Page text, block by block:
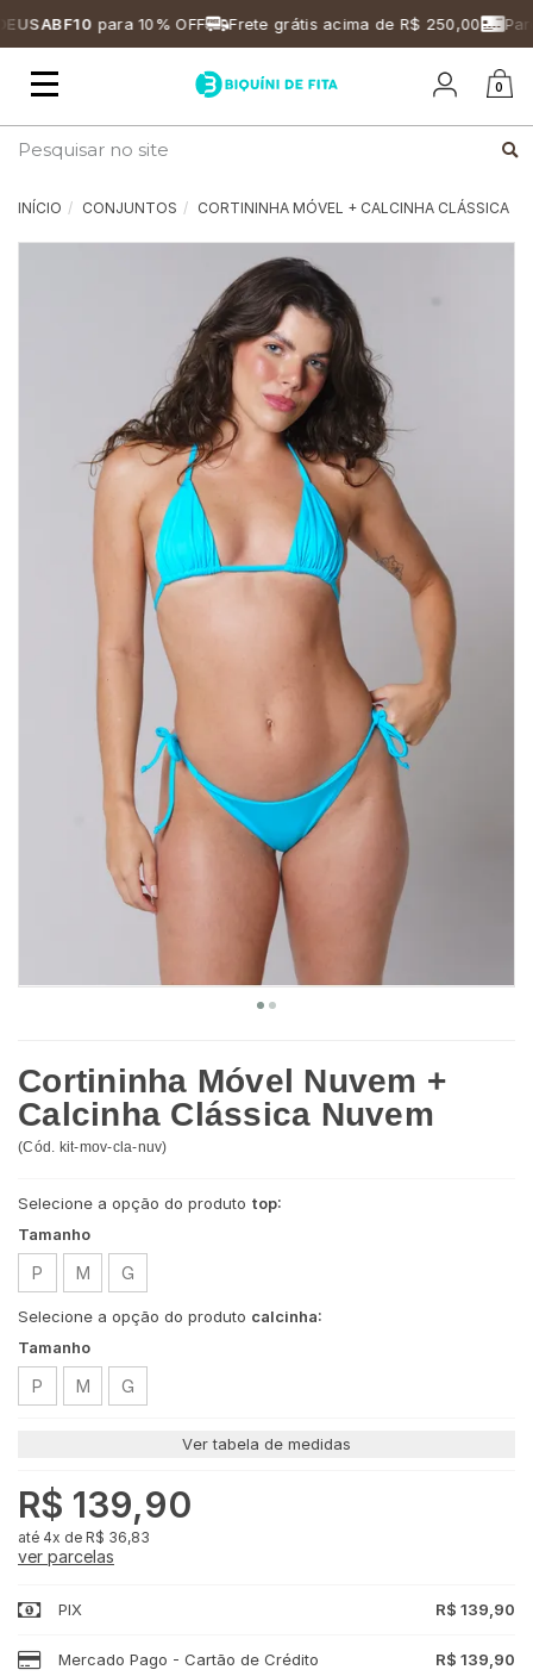
para 10% OFF Frete grátis acima de R$ 250,00
Mudar
0
INÍCIO CONJUNTOS CORTININHA MÓVEL + CALCINHA CLÁSSICA
Cortininha Móvel Nuvem +
Calcinha Clássica Nuvem
(Cód. kit-mov-cla-nuv)
Selecione a opção do produto top:
Tamanho
P M G
Selecione a opção do produto calcinha:
Tamanho
P M G
Ver tabela de medidas
R$ 139,90
4x de R$ 36,83
ver parcelas
PIX R$ 139,90
Mercado Pago - Cartão de Crédito R$ 139,90